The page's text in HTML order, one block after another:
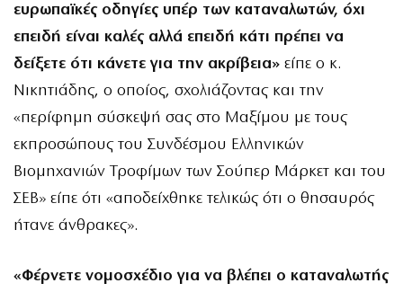
ευρωπαϊκές οδηγίες υπέρ των καταναλωτών, όχι
επειδή είναι καλές αλλά επειδή κάτι πρέπει να
δείξετε ότι κάνετε για την ακρίβεια» είπε ο κ.
Νικητιάδης, ο οποίος, σχολιάζοντας και την
«περίφημη σύσκεψή σας στο Μαξίμου με τους
εκπροσώπους του Συνδέσμου Ελληνικών
Βιομηχανιών Τροφίμων των Σούπερ Μάρκετ και του
ΣΕΒ» είπε ότι «αποδείχθηκε τελικώς ότι ο θησαυρός
ήτανε άνθρακες».
«Φέρνετε νομοσχέδιο για να βλέπει ο καταναλωτής